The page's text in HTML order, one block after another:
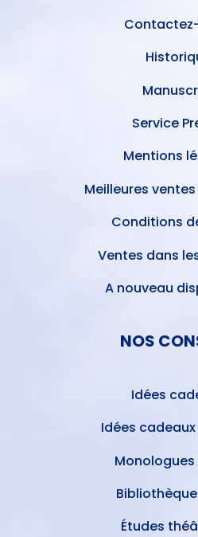
Service
Mentions
Meilleures
Conditions
Ventes dans
A nouveau
NOS
Idées
Idées
Études